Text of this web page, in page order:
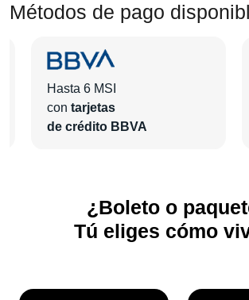
Métodos de pago
Hasta 6 MSI
con tarjetas
de crédito BBVA
¿Boleto o
Tú eliges cómo